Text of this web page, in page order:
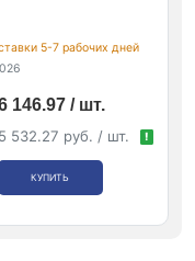
5-7 рабочих дней
146.97 / шт.
5 532.27 руб. / шт. !
КУПИТЬ